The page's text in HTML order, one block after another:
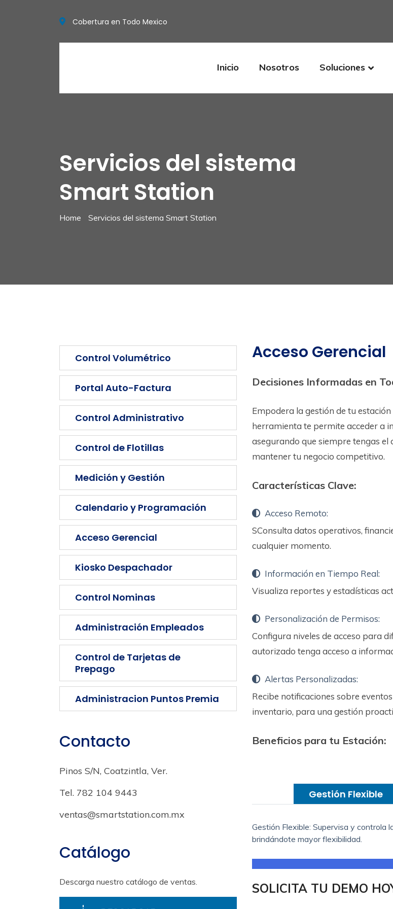
Cobertura en Todo Mexico
Inicio Nosotros Soluciones
Servicios del sistema
Smart Station
Home Servicios del sistema Smart Station
Control Volumétrico
Portal Auto-Factura
Control Administrativo
Control de Flotillas
Medición y Gestión
Calendario y Programación
Acceso Gerencial
Kiosko Despachador
Control Nominas
Administración Empleados
Control de Tarjetas de
Prepago
Administracion Puntos Premia
Contacto
Pinos S/N, Coatzintla, Ver.
Tel. 782 104 9443
ventas@smartstation.com.mx
Catálogo
Descarga nuestro catálogo de ventas.
Acceso Gerencial
Decisiones Informadas en
Empodera la gestión de tu
herramienta te permite acceder a
asegurando que siempre tengas
mantener tu negocio competitivo.
Características Clave:
Acceso Remoto:
SConsulta datos operativos,
cualquier momento.
Información en Tiempo Real:
Visualiza reportes y estadísticas
Personalización de Permisos:
Configura niveles de acceso para
autorizado tenga acceso a
Alertas Personalizadas:
Recibe notificaciones sobre
inventario, para una gestión
Beneficios para tu Estación:
Gestión Flexible
Gestión Flexible: Supervisa y controla
brindándote mayor flexibilidad.
SOLICITA TU DEMO